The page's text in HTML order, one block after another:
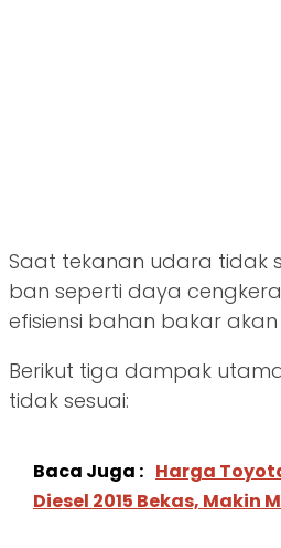
Saat tekanan udara tidak
ban seperti daya
efisiensi bahan bakar
Berikut tiga dampak
tidak sesuai:
Baca Juga : Harga
Diesel 2015 Bekas, Makin